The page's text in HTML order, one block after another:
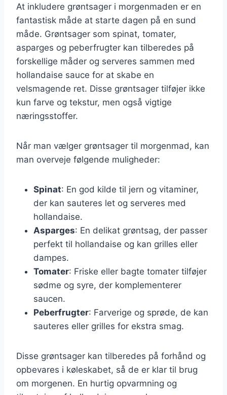
At inkludere grøntsager i morgenmaden er en
fantastisk måde at starte dagen på en sund
måde. Grøntsager som spinat, tomater,
asparges og peberfrugter kan tilberedes på
forskellige måder og serveres sammen med
hollandaise sauce for at skabe en
velsmagende ret. Disse grøntsager tilføjer ikke
kun farve og tekstur, men også vigtige
næringsstoffer.
Når man vælger grøntsager til morgenmad, kan
man overveje følgende muligheder:
Spinat: En god kilde til jern og vitaminer,
der kan sauteres let og serveres med
hollandaise.
Asparges: En delikat grøntsag, der passer
perfekt til hollandaise og kan grilles eller
dampes.
Tomater: Friske eller bagte tomater tilføjer
sødme og syre, der komplementerer
saucen.
Peberfrugter: Farverige og sprøde, de kan
sauteres eller grilles for ekstra smag.
Disse grøntsager kan tilberedes på forhånd og
opbevares i køleskabet, så de er klar til brug
om morgenen. En hurtig opvarmning og